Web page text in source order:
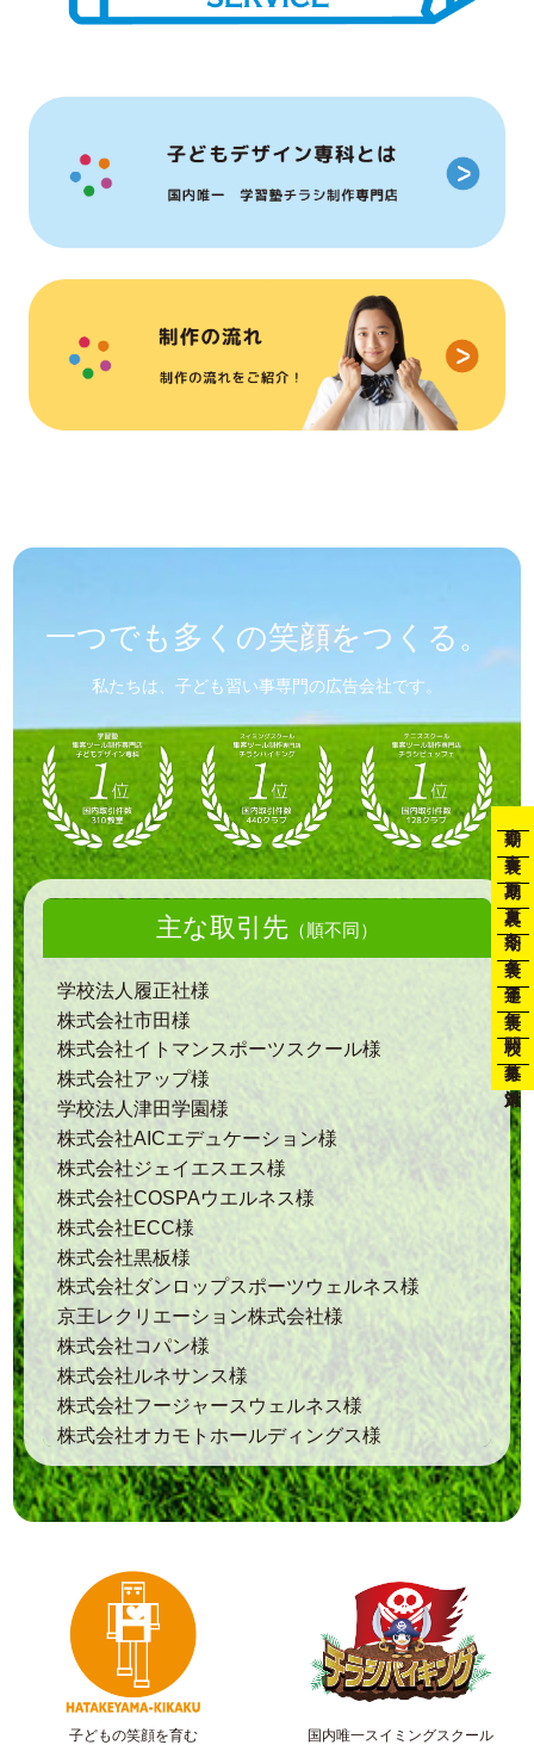
一つでも 多くの笑顔をつくる。
私たちは、子ども習い事専門の広告会社です。
主な取引先 （順不同）
学校法人履正社様
株式会社市田様
株式会社イトマンスポーツスクール様
株式会社アップ様
学校法人津田学園様
株式会社AICエデュケーション様
株式会社ジェイエスエス様
株式会社COSPAウエルネス様
株式会社ECC様
株式会社黒板様
株式会社ダンロップスポーツウェルネス様
京王レクリエーション株式会社様
株式会社コパン様
株式会社ルネサンス様
株式会社フージャースウェルネス様
株式会社オカモトホールディングス様
子どもの笑顔を育む
国内唯一スイミングスクール
春裏
夏期
冬期
冬裏
通年
年裏
開校
募集
対策